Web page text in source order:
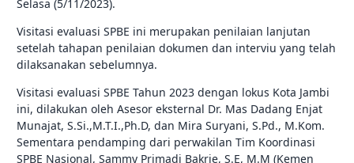
Selasa (5/11/2023).
Visitasi evaluasi SPBE ini merupakan penilaian lanjutan
setelah tahapan penilaian dokumen dan interviu yang telah
dilaksanakan sebelumnya.
Visitasi evaluasi SPBE Tahun 2023 dengan lokus Kota Jambi
ini, dilakukan oleh Asesor eksternal Dr. Mas Dadang Enjat
Munajat, S.Si.,M.T.I.,Ph.D, dan Mira Suryani, S.Pd., M.Kom.
Sementara pendamping dari perwakilan Tim Koordinasi
SPBE Nasional, Sammy Primadi Bakrie, S.E, M.M (Kemen